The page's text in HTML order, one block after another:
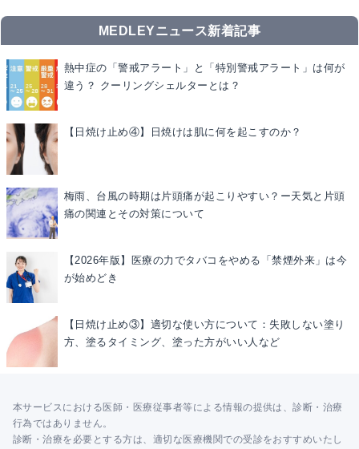
MEDLEYニュース新着記事
熱中症の「警戒アラート」と「特別警戒アラート」は何が
違う？ クーリングシェルターとは？
【日焼け止め④】日焼けは肌に何を起こすのか？
梅雨、台風の時期は片頭痛が起こりやすい？ー天気と片頭
痛の関連とその対策について
【2026年版】医療の力でタバコをやめる「禁煙外来」は今
が始めどき
【日焼け止め③】適切な使い方について：失敗しない塗り
方、塗るタイミング、塗った方がいい人など
本サービスにおける医師・医療従事者等による情報の提供は、診断・治療
行為ではありません。
診断・治療を必要とする方は、適切な医療機関での受診をおすすめいたし